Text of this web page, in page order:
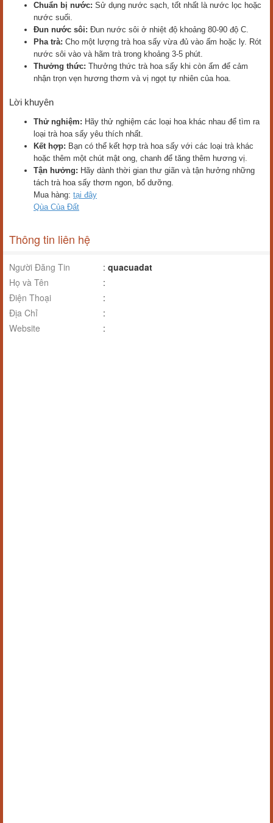
Chuẩn bị nước: Sử dụng nước sạch, tốt nhất là nước lọc hoặc
nước suối.
Đun nước sôi: Đun nước sôi ở nhiệt độ khoảng 80-90 độ C.
Pha trà: Cho một lượng trà hoa sấy vừa đủ vào ấm hoặc ly. Rót
nước sôi vào và hãm trà trong khoảng 3-5 phút.
Thưởng thức: Thưởng thức trà hoa sấy khi còn ấm để cảm
nhận trọn vẹn hương thơm và vị ngọt tự nhiên của hoa.
Lời khuyên
Thử nghiệm: Hãy thử nghiệm các loại hoa khác nhau để tìm ra
loại trà hoa sấy yêu thích nhất.
Kết hợp: Bạn có thể kết hợp trà hoa sấy với các loại trà khác
hoặc thêm một chút mật ong, chanh để tăng thêm hương vị.
Tận hưởng: Hãy dành thời gian thư giãn và tận hưởng những
tách trà hoa sấy thơm ngon, bổ dưỡng.
Mua hàng: tại đây
Qùa Của Đất
Thông tin liên hệ
Người Đăng Tin : quacuadat
Họ và Tên
:
Điện Thoại
:
Địa Chỉ
:
Website
: